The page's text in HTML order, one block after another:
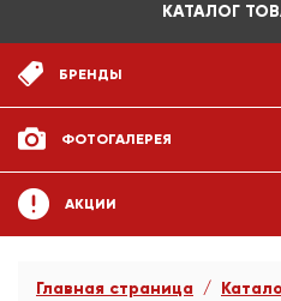
КАТАЛОГ
БРЕНДЫ
ФОТОГАЛЕРЕЯ
АКЦИИ
Главная страница